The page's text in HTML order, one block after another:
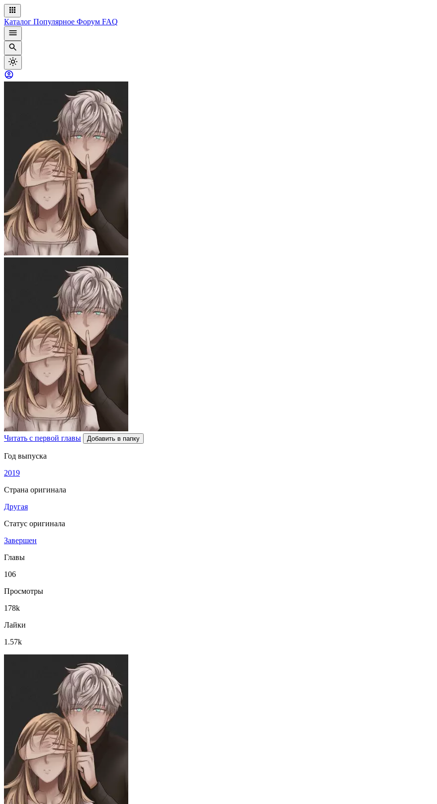
Каталог Популярное Форум FAQ
Читать с первой главы Добавить в папку
Год выпуска
2019
Страна оригинала
Другая
Статус оригинала
Завершен
Главы
106
Просмотры
178k
Лайки
1.57k